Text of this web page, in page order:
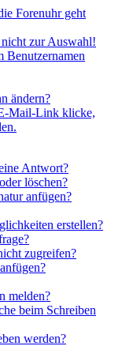
Forenuhr geht
nicht zur Auswahl!
Benutzernamen
ändern?
Mail-Link klicke,
Antwort?
löschen?
anfügen?
erstellen?
zugreifen?
melden?
beim Schreiben
werden?